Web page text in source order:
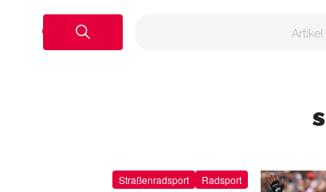
Radsport
Straßenradsport